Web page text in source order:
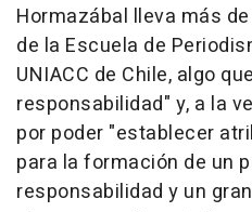
Hormazábal lleva más
de la Escuela de
UNIACC de Chile, algo
responsabilidad" y, a la
por poder "establecer
para la formación de un
responsabilidad y un